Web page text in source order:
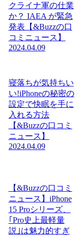
クライナ軍の仕業
か？ IAEA が緊急
発表【&Buzzの口
コミニュース】
2024.04.09
寝落ちが気持ちい
い!iPhoneの秘密の
設定で快眠を手に
入れる方法
【&Buzzの口コミ
ニュース】
2024.04.09
【&Buzzの口コミ
ニュース】iPhone
15 Proシリーズ、
｢Pro史上最軽量
説｣は魅力的すぎ